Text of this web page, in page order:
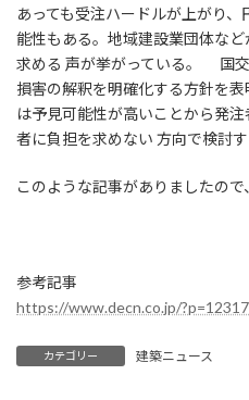
あっても受注ハードルが上がり
能性もある。地域建設業団体な
求める 声が挙がっている。 国
損害の解釈を明確化する方針を
は予見可能性が高いことから発
者に負担を求めない 方向で検討す
このような記事がありましたので
参考記事
https://www.decn.co.jp/
カテゴリー 建築ニュース